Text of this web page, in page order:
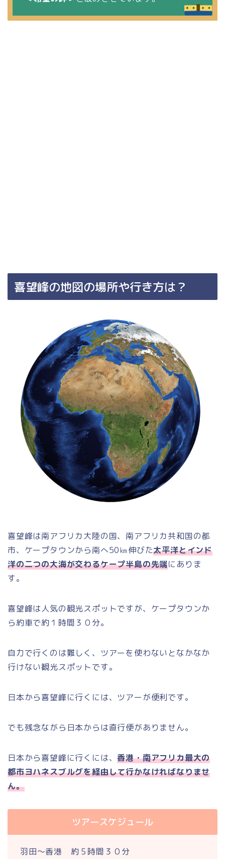
喜望峰の地図の場所や行き方は？
喜望峰は南アフリカ大陸の国、南アフリカ共和国の都
市、ケープタウンから南へ50㎞伸びた太平洋とインド
洋の二つの大海が交わるケープ半島の先端にありま
す。
喜望峰は人気の観光スポットですが、ケープタウンか
ら約車で約１時間３０分。
自力で行くのは難しく、ツアーを使わないとなかなか
行けない観光スポットです。
日本から喜望峰に行くには、ツアーが便利です。
でも残念ながら日本からは直行便がありません。
日本から喜望峰に行くには、香港・南アフリカ最大の
都市ヨハネスブルグを経由して行かなければなりませ
ん。
ツアースケジュール
羽田～香港 約５時間３０分